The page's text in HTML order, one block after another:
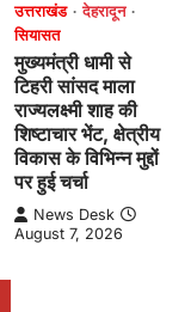
उत्तराखंड
देहरादून
सियासत
मुख्यमंत्री धामी से
टिहरी सांसद माला
राज्यलक्ष्मी शाह की
शिष्टाचार भेंट, क्षेत्रीय
विकास के विभिन्न मुद्दों
पर हुई चर्चा
News Desk
August 7, 2026